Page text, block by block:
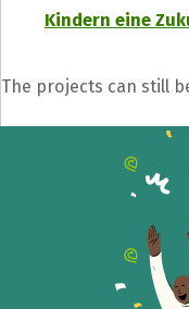
Kindern eine
The projects can still